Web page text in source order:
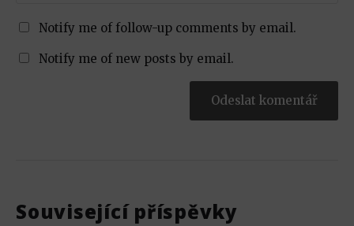
Notify me of follow-up comments by email.
Notify me of new posts by email.
Související příspěvky